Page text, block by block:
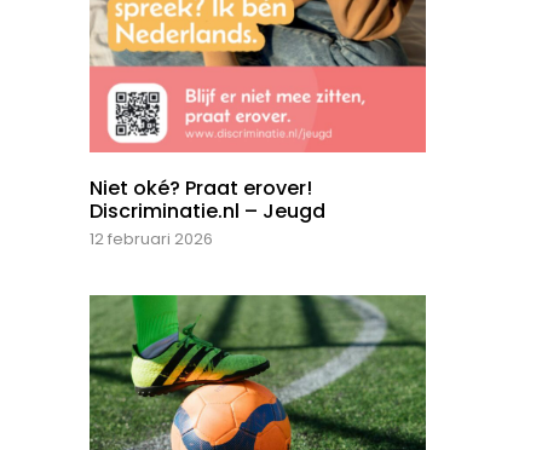
Niet oké? Praat erover!
Discriminatie.nl – Jeugd
12 februari 2026